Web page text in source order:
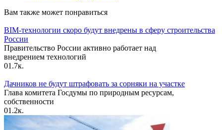
Вам также может понравиться
BIM-технологии скоро будут внедрены в сферу строительства
России
Правительство России активно работает над
внедрением технологий
01.7к.
Дачников не будут штрафовать за сорняки на участке
Глава комитета Госдумы по природным ресурсам,
собственности
01.2к.